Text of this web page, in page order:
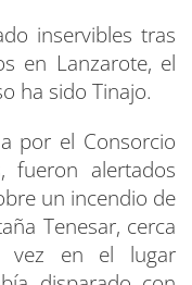
inservibles tras
en Lanzarote, el
ha sido Tinajo.
por el Consorcio
fueron alertados
un incendio de
Tenesar, cerca
vez en el lugar